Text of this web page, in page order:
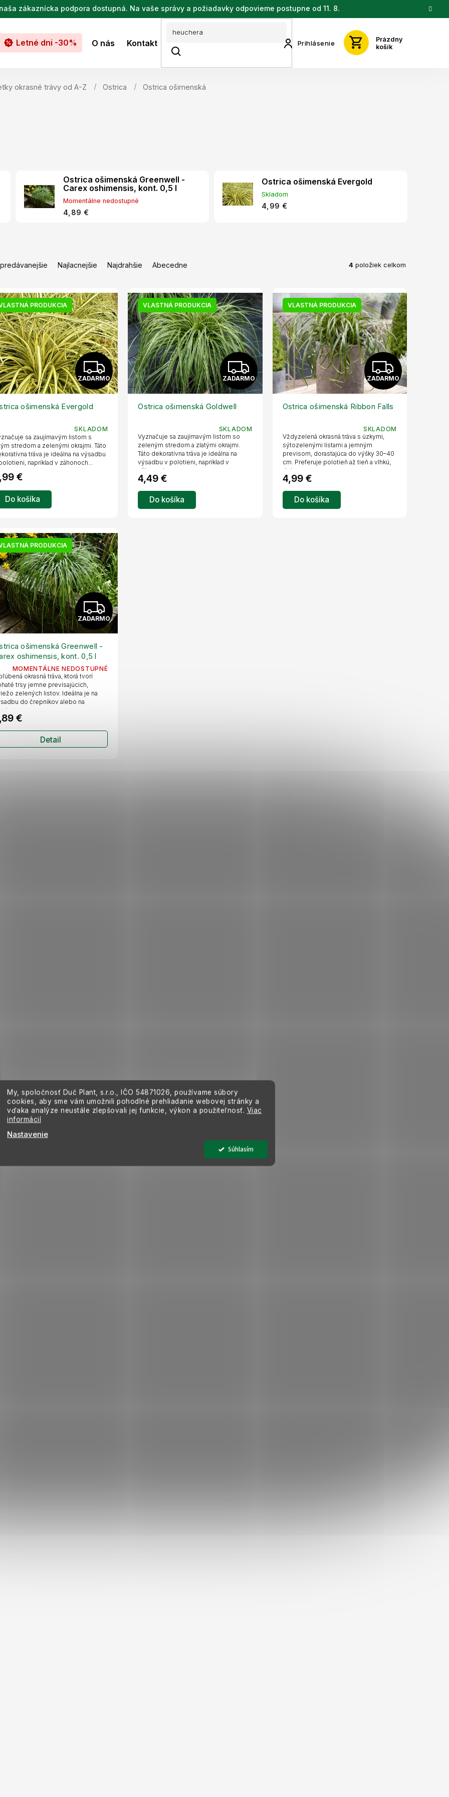
My, spoločnosť Duč Plant, s.r.o., IČO 54871026, používame súbory
cookies, aby sme vám umožnili pohodlné prehliadanie webovej stránky a
vďaka analýze neustále zlepšovali jej funkcie, výkon a použiteľnosť. Viac
informácií
Nastavenie
Súhlasím
zákaznícka podpora dostupná. Na vaše správy a požiadavky odpovieme postupne od 11. 8.
Prihlásenie
Prázdny
košík
Letné dni -30% O nás Kontakt
okrasné trávy od A-Z Ostrica Ostrica ošimenská
Ostrica ošimenská Greenwell -
Carex oshimensis, kont. 0,5 l
Momentálne nedostupné
4,89 €
Ostrica ošimenská Evergold
Skladom
4,99 €
Najlacnejšie Najdrahšie Abecedne 4 položiek celkom
PRODUKCIA
Z
A
A
R
ZADARMO
ošimenská Evergold
SKLADOM
€
Do košíka
sa zaujímavým listom s
stredom a zelenými okrajmi. Táto
tráva je ideálna na výsadbu
napríklad v záhonoch...
VLASTNÁ PRODUKCIA
Z
A
A
ZADARMO
Ostrica ošimenská Goldwell
SKLADOM
4,49 €
Do košíka
Vyznačuje sa zaujímavým listom so
zeleným stredom a zlatými okrajmi.
Táto dekoratívna tráva je ideálna na
výsadbu v polotieni, napríklad v
záhonoch...
VLASTNÁ PRODUKCIA
Z
A
A
R
ZADARMO
Ostrica ošimenská Ribbon Falls
SKLADOM
4,99 €
Do košíka
Vždyzelená okrasná tráva s úzkymi,
sýtozelenými listami a jemným
previsom, dorastajúca do výšky 30–40
cm. Preferuje polotieň až tieň a vlhkú,
dobre...
PRODUKCIA
Z
A
A
O
ZADARMO
ošimenská Greenwell -
oshimensis, kont. 0,5 l
MOMENTÁLNE NEDOSTUPNÉ
€
Detail
okrasná tráva, ktorá tvorí
trsy jemne prevísajúcich,
zelených listov. Ideálna je na
do črepníkov alebo na